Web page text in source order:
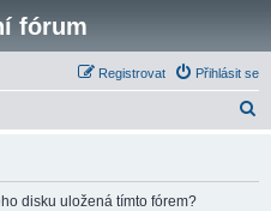
fórum
Přihlásit se
Registrovat
disku uložená tímto fórem?